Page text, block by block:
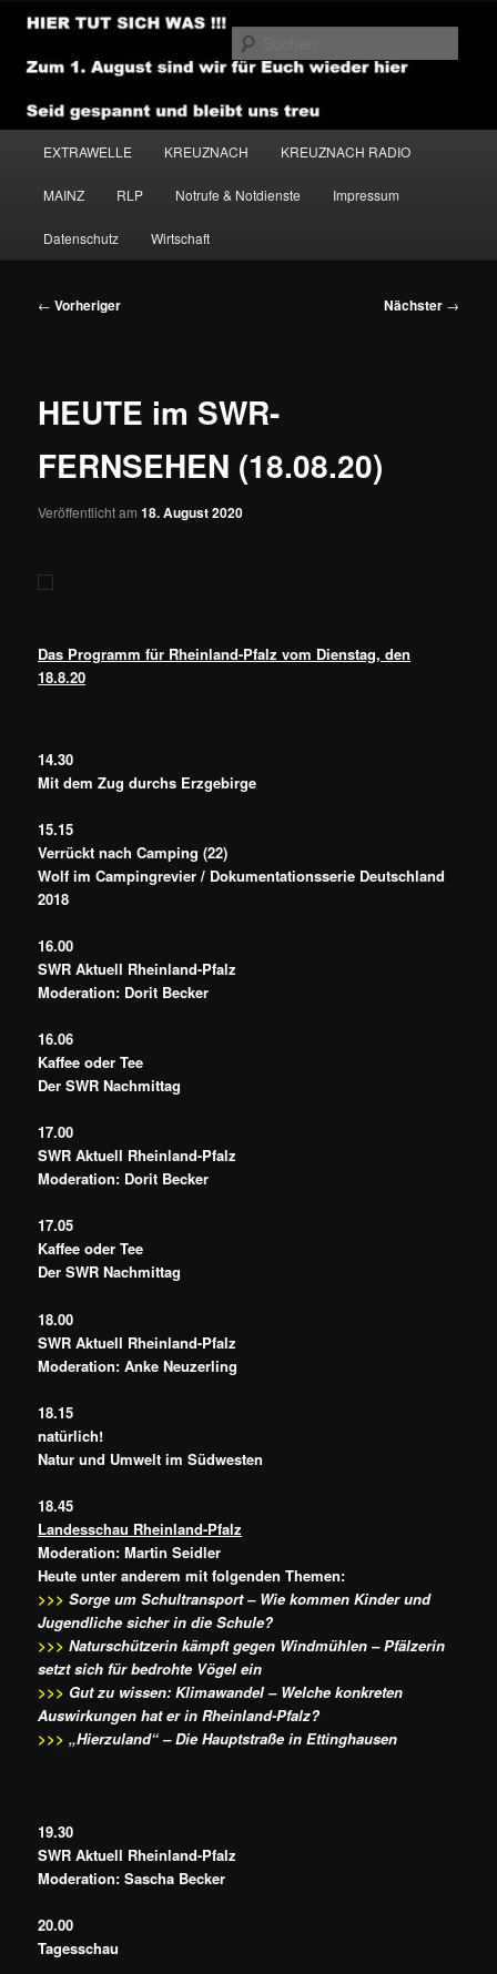
Zum
primären
Inhalt
NEWSHOUSE.MEDIA
EXTRAWELLE KREUZNACH KREUZNACH RADIO
MAINZ RLP Notrufe & Notdienste Impressum
Datenschutz Wirtschaft
Beitragsnavigation
← Vorheriger Nächster →
HEUTE im SWR-
FERNSEHEN (18.08.20)
Veröffentlicht am18. August 2020
Das Programm für Rheinland-Pfalz vom Dienstag, den
18.8.20
14.30
Mit dem Zug durchs Erzgebirge
15.15
Verrückt nach Camping (22)
Wolf im Campingrevier / Dokumentationsserie Deutschland
2018
16.00
SWR Aktuell Rheinland-Pfalz
Moderation: Dorit Becker
16.06
Kaffee oder Tee
Der SWR Nachmittag
17.00
SWR Aktuell Rheinland-Pfalz
Moderation: Dorit Becker
17.05
Kaffee oder Tee
Der SWR Nachmittag
18.00
SWR Aktuell Rheinland-Pfalz
Moderation: Anke Neuzerling
18.15
natürlich!
Natur und Umwelt im Südwesten
18.45
Landesschau Rheinland-Pfalz
Moderation: Martin Seidler
Heute unter anderem mit folgenden Themen:
>>> Sorge um Schultransport – Wie kommen Kinder und
Jugendliche sicher in die Schule?
>>> Naturschützerin kämpft gegen Windmühlen – Pfälzerin
setzt sich für bedrohte Vögel ein
>>> Gut zu wissen: Klimawandel – Welche konkreten
Auswirkungen hat er in Rheinland-Pfalz?
>>> „Hierzuland“ – Die Hauptstraße in Ettinghausen
19.30
SWR Aktuell Rheinland-Pfalz
Moderation: Sascha Becker
20.00
Tagesschau